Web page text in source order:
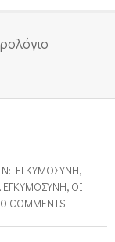
ΕΓΚΥΜΟΣΎΝΗ,
, ΟΙ
0 COMMENTS